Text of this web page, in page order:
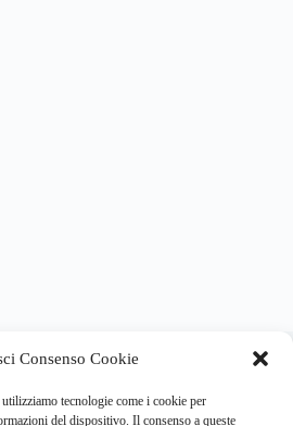
Consenso Cookie
tecnologie come i cookie per
del dispositivo. Il consenso a queste